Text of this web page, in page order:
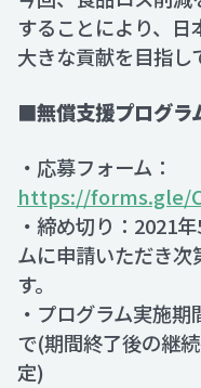
することにより、日
大きな貢献を目指し
■無償支援プログラ
・応募フォーム：
https://forms.gle/
・締め切り：2021
ムに申請いただき次
す。
・プログラム実施
で(期間終了後の継
定)